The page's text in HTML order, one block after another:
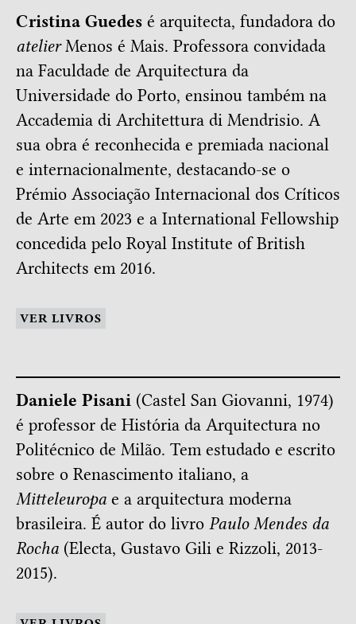
Cristina Guedes é arquitecta, fundadora do
atelierMenos é Mais. Professora convidada
na Faculdade de Arquitectura da
Universidade do Porto, ensinou também na
Accademia di Architettura di Mendrisio. A
sua obra é reconhecida e premiada nacional
e internacionalmente, destacando-se o
Prémio Associação Internacional dos Críticos
de Arte em 2023 e a International Fellowship
concedida pelo Royal Institute of British
Architects em 2016.
VER LIVROS
Daniele Pisani (Castel San Giovanni, 1974)
é professor de História da Arquitectura no
Politécnico de Milão. Tem estudado e escrito
sobre o Renascimento italiano, a
Mitteleuropa e a arquitectura moderna
brasileira. É autor do livro Paulo Mendes da
Rocha (Electa, Gustavo Gili e Rizzoli, 2013-
2015).